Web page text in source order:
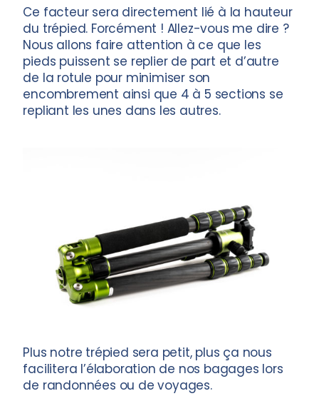
Ce facteur sera directement lié à la hauteur
du trépied. Forcément ! Allez-vous me dire ?
Nous allons faire attention à ce que les
pieds puissent se replier de part et d’autre
de la rotule pour minimiser son
encombrement ainsi que 4 à 5 sections se
repliant les unes dans les autres.
Plus notre trépied sera petit, plus ça nous
facilitera l’élaboration de nos bagages lors
de randonnées ou de voyages.